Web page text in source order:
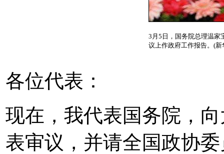
3月5日，国务院总理温家
议上作政府工作报告。(新
各位代表：
现在，我代表国务院，
表审议，并请全国政协